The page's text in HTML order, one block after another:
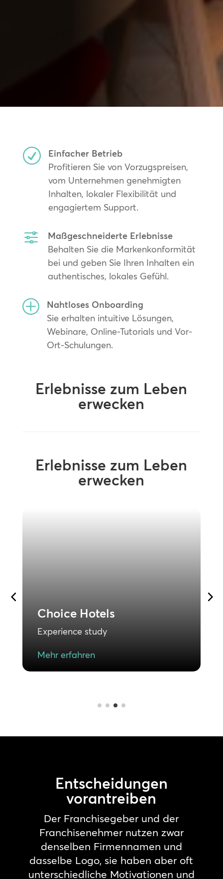
R
Einfacher Betrieb
Profitieren Sie von Vorzugspreisen,
vom Unternehmen genehmigten
Inhalten, lokaler Flexibilität und
engagiertem Support.
f
Maßgeschneiderte Erlebnisse
Behalten Sie die Markenkonformität
bei und geben Sie Ihren Inhalten ein
authentisches, lokales Gefühl.
P
Nahtloses Onboarding
Sie erhalten intuitive Lösungen,
Webinare, Online-Tutorials und Vor-
Ort-Schulungen.
Erlebnisse zum Leben
erwecken
Erlebnisse zum Leben
erwecken
Choice Hotels
Experience study
Mehr erfahren
Entscheidungen
vorantreiben
Der Franchisegeber und der
Franchisenehmer nutzen zwar
denselben Firmennamen und
dasselbe Logo, sie haben aber oft
unterschiedliche Motivationen und